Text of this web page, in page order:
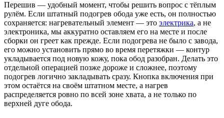
Перешив — удобный момент, чтобы решить вопрос с тёплым
рулём. Если штатный подогрев обода уже есть, он полностью
сохраняется: нагревательный элемент — это электрика, а не
электроника, мы аккуратно оставляем его на месте и после
сборки он греет как прежде. Если подогрева не было с завода,
его можно установить прямо во время перетяжки — контур
укладывается под новую кожу, пока обод разобран. Делать это
отдельной операцией позже дороже и сложнее, поэтому
подогрев логично закладывать сразу. Кнопка включения при
этом остаётся на своём штатном месте, а нагрев
распределяется ровно по всей зоне хвата, а не только по
верхней дуге обода.